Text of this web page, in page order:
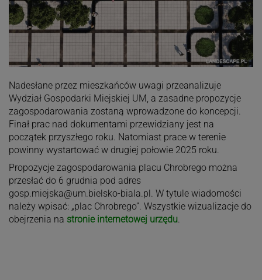
Nadesłane przez mieszkańców uwagi przeanalizuje
Wydział Gospodarki Miejskiej UM, a zasadne propozycje
zagospodarowania zostaną wprowadzone do koncepcji.
Finał prac nad dokumentami przewidziany jest na
początek przyszłego roku. Natomiast prace w terenie
powinny wystartować w drugiej połowie 2025 roku.
Propozycje zagospodarowania placu Chrobrego można
przesłać do 6 grudnia pod adres
gosp.miejska@um.bielsko-biala.pl. W tytule wiadomości
należy wpisać: „plac Chrobrego”. Wszystkie wizualizacje do
obejrzenia na stronie internetowej urzędu.